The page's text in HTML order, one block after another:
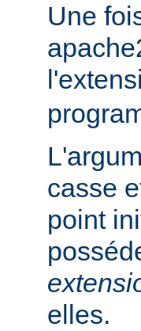
Une
casse
point
elles.